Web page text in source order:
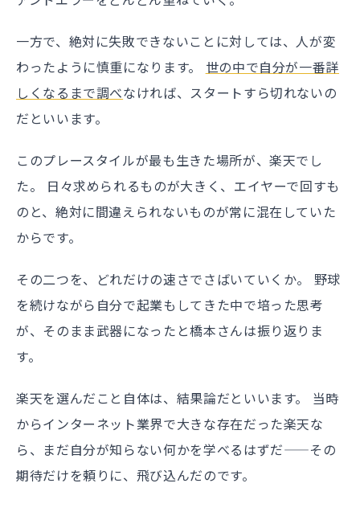
一方で、絶対に失敗できないことに対しては、人が変
わったように慎重になります。 世の中で自分が一番詳
しくなるまで調べなければ、スタートすら切れないの
だといいます。
このプレースタイルが最も生きた場所が、楽天でし
た。 日々求められるものが大きく、エイヤーで回すも
のと、絶対に間違えられないものが常に混在していた
からです。
その二つを、どれだけの速さでさばいていくか。 野球
を続けながら自分で起業もしてきた中で培った思考
が、そのまま武器になったと橋本さんは振り返りま
す。
楽天を選んだこと自体は、結果論だといいます。 当時
からインターネット業界で大きな存在だった楽天な
ら、まだ自分が知らない何かを学べるはずだ——その
期待だけを頼りに、飛び込んだのです。